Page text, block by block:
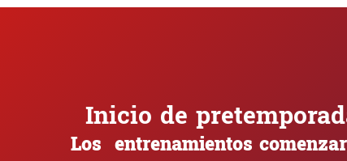
Inicio de
Los entrenamientos